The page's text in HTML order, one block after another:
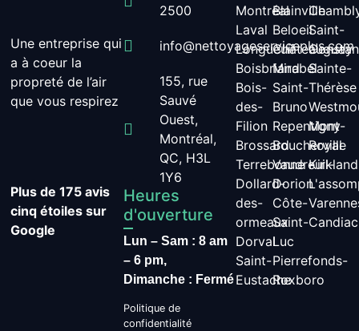
Une entreprise qui
a à coeur la
propreté de l’air
que vous respirez
Plus de 175 avis
cinq étoiles sur
Google
2500
info@nettoyageserviceplus.com
155, rue
Sauvé
Ouest,
Montréal,
QC, H3L
1Y6
Heures
d'ouverture
Lun – Sam : 8 am
– 6 pm,
Dimanche : Fermé
Politique de
confidentialité
Montréal
Laval
Longueuil
Boisbriand
Bois-
des-
Filion
Brossard
Terrebonne
Dollard-
des-
ormeaux
Dorval
Saint-
Eustache
Blainville
Beloeil
Châteauguay
Mirabel
Saint-
Bruno
Repentigny
Boucherville
Vaudreuil-
Dorion
Côte-
Saint-
Luc
Pierrefonds-
Roxboro
Saint-
Sainte-
Thérèse
Mont-
Royal
Kirkland
Candiac